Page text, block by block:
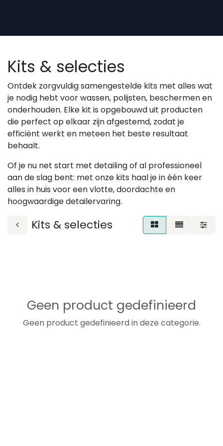
Kits & selecties
Ontdek zorgvuldig samengestelde kits met alles wat
je nodig hebt voor wassen, polijsten, beschermen en
onderhouden. Elke kit is opgebouwd uit producten
die perfect op elkaar zijn afgestemd, zodat je
efficiënt werkt en meteen het beste resultaat
behaalt.
Of je nu net start met detailing of al professioneel
aan de slag bent: met onze kits haal je in één keer
alles in huis voor een vlotte, doordachte en
hoogwaardige detailervaring.
Kits & selecties
Geen product gedefinieerd
Geen product gedefinieerd in deze categorie.